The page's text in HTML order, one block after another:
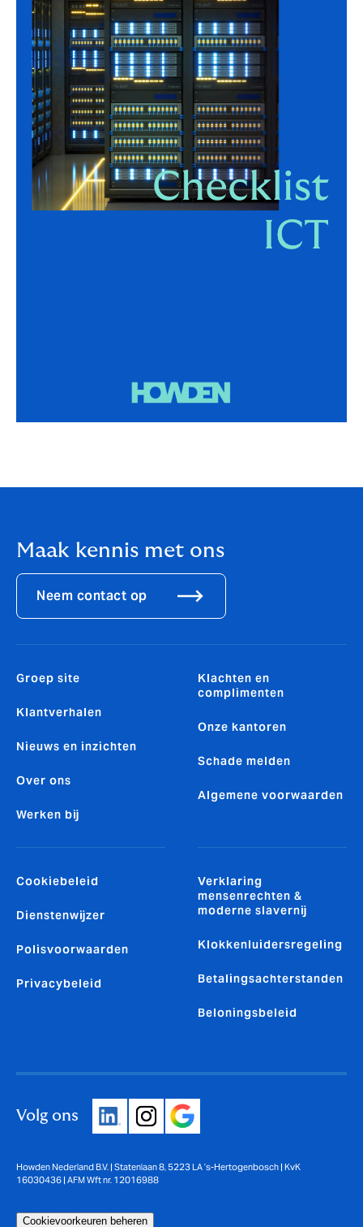
Maak kennis met ons
Neem contact op
Groep site
Klantverhalen
Nieuws en inzichten
Over ons
Werken bij
Klachten en
complimenten
Onze kantoren
Schade melden
Algemene voorwaarden
Cookiebeleid
Dienstenwijzer
Polisvoorwaarden
Privacybeleid
Verklaring
mensenrechten &
moderne slavernij
Klokkenluidersregeling
Betalingsachterstanden
Beloningsbeleid
Volg ons
Howden Nederland B.V. | Statenlaan 8, 5223 LA ’s-Hertogenbosch | KvK
16030436 | AFM Wft nr. 12016988
Cookievoorkeuren beheren